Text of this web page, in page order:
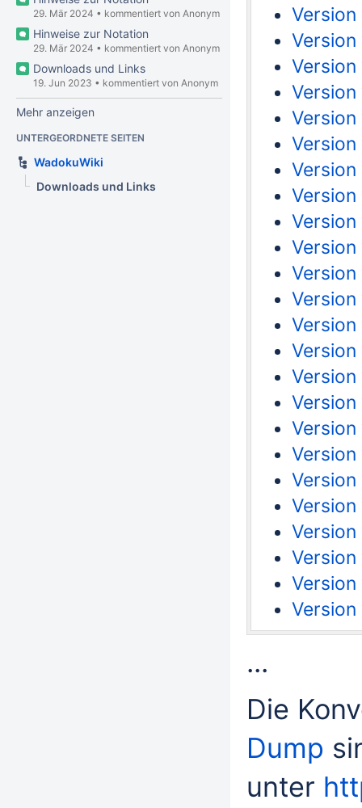
29. Mär 2024 • kommentiert von Anonym
Hinweise zur Notation
29. Mär 2024 • kommentiert von Anonym
Downloads und Links
19. Jun 2023 • kommentiert von Anonym
Mehr anzeigen
UNTERGEORDNETE SEITEN
WadokuWiki
Downloads und Links
Version
Version
Version
Version
Version
Version
Version
Version
Version
Version
Version
Version
Version
Version
Version
Version
Version
Version
Version
Version
...
Die
Dump
unter